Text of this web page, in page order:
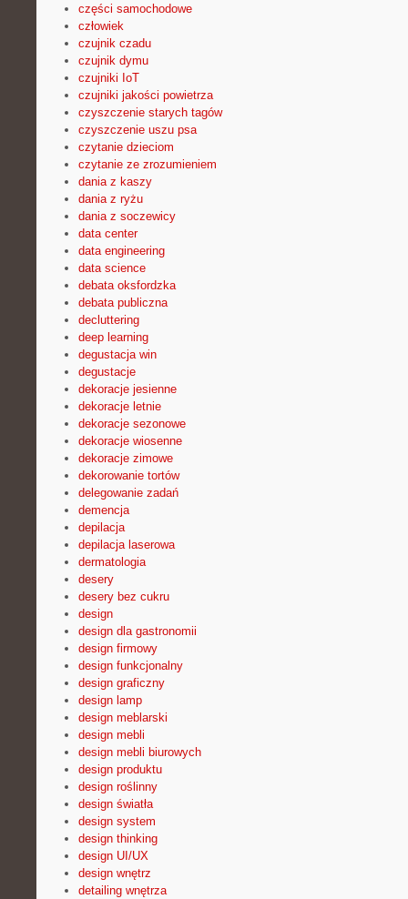
części samochodowe
człowiek
czujnik czadu
czujnik dymu
czujniki IoT
czujniki jakości powietrza
czyszczenie starych tagów
czyszczenie uszu psa
czytanie dzieciom
czytanie ze zrozumieniem
dania z kaszy
dania z ryżu
dania z soczewicy
data center
data engineering
data science
debata oksfordzka
debata publiczna
decluttering
deep learning
degustacja win
degustacje
dekoracje jesienne
dekoracje letnie
dekoracje sezonowe
dekoracje wiosenne
dekoracje zimowe
dekorowanie tortów
delegowanie zadań
demencja
depilacja
depilacja laserowa
dermatologia
desery
desery bez cukru
design
design dla gastronomii
design firmowy
design funkcjonalny
design graficzny
design lamp
design meblarski
design mebli
design mebli biurowych
design produktu
design roślinny
design światła
design system
design thinking
design UI/UX
design wnętrz
detailing wnętrza